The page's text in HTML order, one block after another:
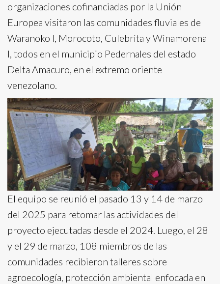
organizaciones cofinanciadas por la Unión
Europea visitaron las comunidades fluviales de
Waranoko I, Morocoto, Culebrita y Winamorena
I, todos en el municipio Pedernales del estado
Delta Amacuro, en el extremo oriente
venezolano.
El equipo se reunió el pasado 13 y 14 de marzo
del 2025 para retomar las actividades del
proyecto ejecutadas desde el 2024. Luego, el 28
y el 29 de marzo, 108 miembros de las
comunidades recibieron talleres sobre
agroecología, protección ambiental enfocada en